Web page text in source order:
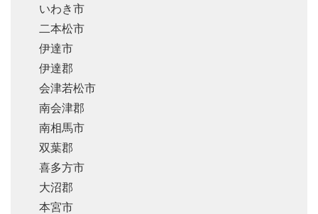
いわき市
二本松市
伊達市
伊達郡
会津若松市
南会津郡
南相馬市
双葉郡
喜多方市
大沼郡
本宮市